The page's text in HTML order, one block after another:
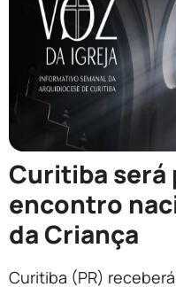
Curitiba será
encontro
da Criança
Curitiba (PR)